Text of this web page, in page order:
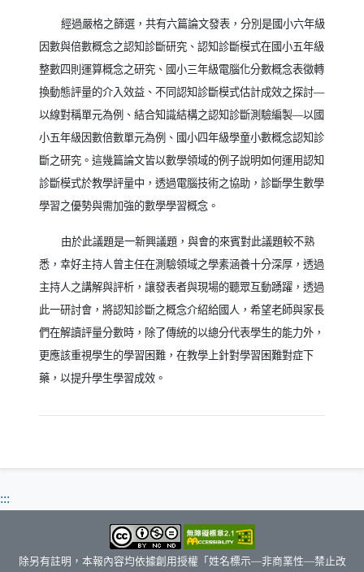
經過嚴格之篩選，共有六篇論文發表，分別是國小六年級
因數與倍數概念之認知診斷研究、認知診斷模式在國小五年級
整數四則運算概念之研究、國小三年級電腦化分數概念表徵轉
換動態評量的介入效益、不同認知診斷模式估計成效之探討—
以線對稱單元為例、結合知識結構之認知診斷測驗編製—以國
小五年級因數倍數單元為例、國小四年級學童小數概念認知診
斷之研究。這幾篇論文皆以數學領域的例子說明如何運用認知
診斷模式於教學評量中，透過電腦技術之協助，診斷學生數學
學習之優勢與需加強的數學學習概念。
由於此議題是一新興議題，與會的來賓對此議題較不熟
悉，幸好主持人曾主任在測驗領域之學素涵養十分深厚，透過
主持人之講解與評析，讓發表者與現場的聽眾互動踴躍，透過
此一研討會，將認知診斷之概念介紹給國人，希望老師與家長
們在解讀評量分數時，除了傳統的以總分代表學生的能力外，
更應該重視學生的學習困難，在教學上針對學習困難對症下
藥，以提升學生學習成效。
:::
除另有註明，本報內容均依據創用授權「姓名標示—非商業性—禁止改